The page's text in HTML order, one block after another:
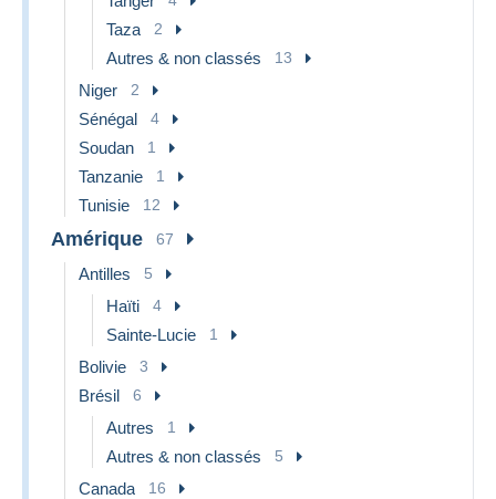
Taza 2
Autres & non classés 13
Niger 2
Sénégal 4
Soudan 1
Tanzanie 1
Tunisie 12
Amérique 67
Antilles 5
Haïti 4
Sainte-Lucie 1
Bolivie 3
Brésil 6
Autres 1
Autres & non classés 5
Canada 16